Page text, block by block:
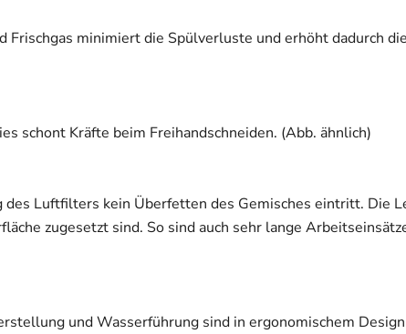
minimiert die Spülverluste und erhöht dadurch
schont Kräfte beim Freihandschneiden. (Abb. ähnlich)
Luftfilters kein Überfetten des Gemisches eintritt. Die
zugesetzt sind. So sind auch sehr lange
und Wasserführung sind in ergonomischem